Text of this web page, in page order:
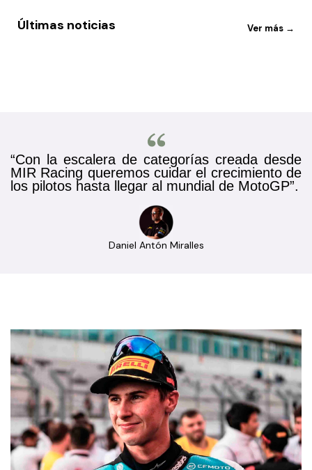
Últimas noticias Ver más →
“Con la escalera de categorías creada desde
MIR Racing queremoscuidar el crecimiento de
los pilotos hasta llegar al mundial de MotoGP”.
Daniel Antón Miralles